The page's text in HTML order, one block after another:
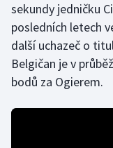
Judo
Krasobruslení
Lezení
Lyže a snowboard
sekundy jedničku
posledních letech
další uchazeč o
Belgičan je v
bodů za Ogierem.